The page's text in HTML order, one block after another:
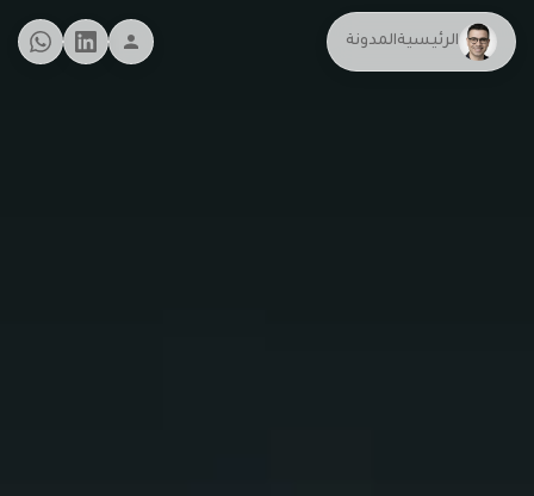
الرئيسيةالمدونة